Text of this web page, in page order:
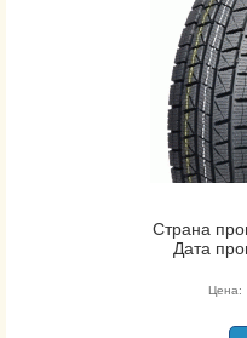
Страна
Дата
Цена: